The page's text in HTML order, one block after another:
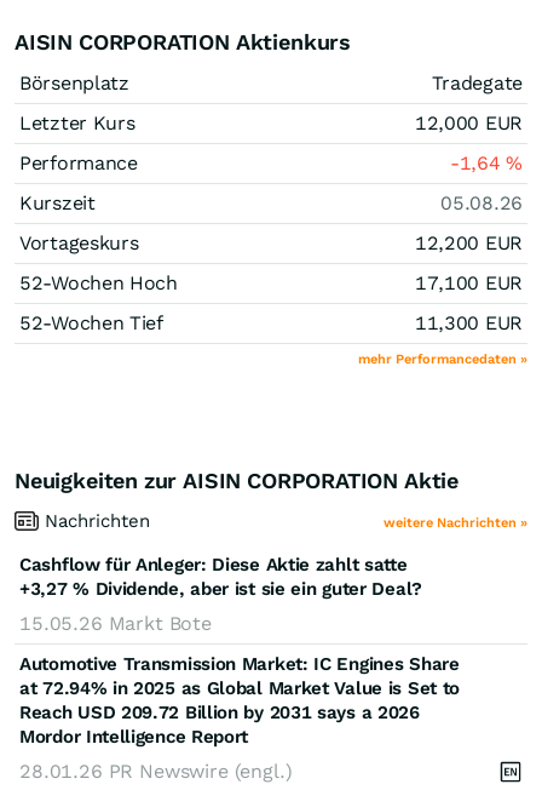
AISIN CORPORATION Aktienkurs
Börsenplatz
Tradegate
Letzter Kurs
12,000 EUR
Performance
-1,64%
Kurszeit
05.08.26
Vortageskurs
12,200 EUR
52-Wochen Hoch
17,100 EUR
52-Wochen Tief
11,300 EUR
mehr Performancedaten »
Neuigkeiten zur AISIN CORPORATION Aktie
Nachrichten weitere Nachrichten »
Cashflow für Anleger: Diese Aktie zahlt satte
+3,27 % Dividende, aber ist sie ein guter Deal?
15.05.26 Markt Bote
Automotive Transmission Market: IC Engines Share
at 72.94% in 2025 as Global Market Value is Set to
Reach USD 209.72 Billion by 2031 says a 2026
Mordor Intelligence Report
28.01.26 PR Newswire (engl.)